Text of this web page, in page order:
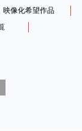
映像化希望作品